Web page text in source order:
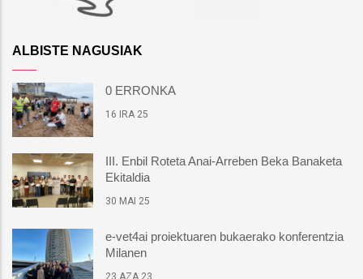
ALBISTE NAGUSIAK
0 ERRONKA
16 IRA 25
III. Enbil Roteta Anai-Arreben Beka Banaketa
Ekitaldia
30 MAI 25
e-vet4ai proiektuaren bukaerako konferentzia
Milanen